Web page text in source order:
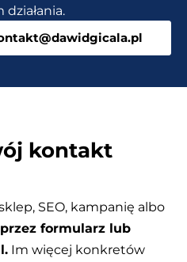
kontakt
SEO, kampanię albo
formularz lub
Im więcej konkretów